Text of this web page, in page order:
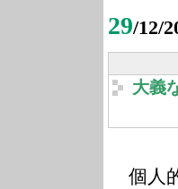
29/12/
大義
個人